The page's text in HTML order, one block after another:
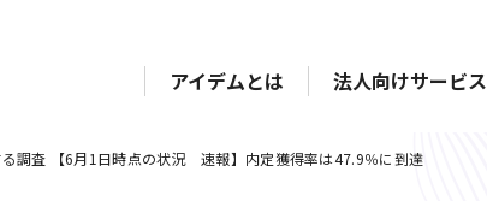
アイデムとは 法人向けサービス
調査 【6月1日時点の状況 速報】内定獲得率は47.9％に到達